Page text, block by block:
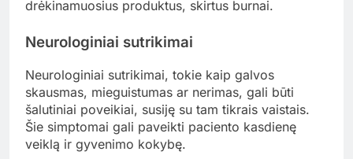
drėkinamuosius produktus, skirtus burnai.
Neurologiniai sutrikimai
Neurologiniai sutrikimai, tokie kaip galvos
skausmas, mieguistumas ar nerimas, gali būti
šalutiniai poveikiai, susiję su tam tikrais vaistais.
Šie simptomai gali paveikti paciento kasdienę
veiklą ir gyvenimo kokybę.